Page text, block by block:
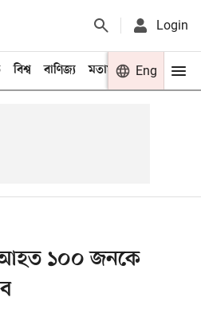
Login
বিশ্ব বাণিজ্য মতামত খেলা
Eng
আহত ১০০ জনকে